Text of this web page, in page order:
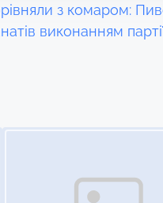
з комаром:
виконанням